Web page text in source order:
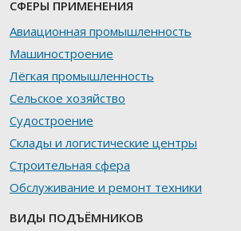
СФЕРЫ ПРИМЕНЕНИЯ
Авиационная промышленность
Машиностроение
Лёгкая промышленность
Сельское хозяйство
Судостроение
Склады и логистические центры
Строительная сфера
Обслуживание и ремонт техники
ВИДЫ ПОДЪЁМНИКОВ